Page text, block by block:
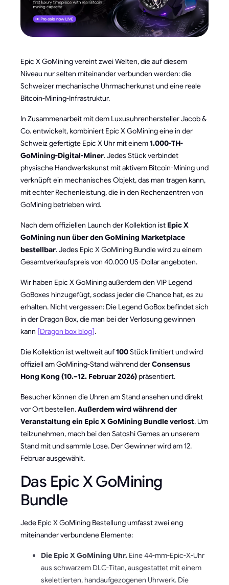
Epic X GoMining vereint zwei Welten, die auf diesem
Niveau nur selten miteinander verbunden werden: die
Schweizer mechanische Uhrmacherkunst und eine reale
Bitcoin-Mining-Infrastruktur.
In Zusammenarbeit mit dem Luxusuhrenhersteller Jacob &
Co. entwickelt, kombiniert Epic X GoMining eine in der
Schweiz gefertigte Epic X Uhr mit einem1.000-TH-
GoMining-Digital-Miner. Jedes Stück verbindet
physische Handwerkskunst mit aktivem Bitcoin-Mining und
verknüpft ein mechanisches Objekt, das man tragen kann,
mit echter Rechenleistung, die in den Rechenzentren von
GoMining betrieben wird.
Nach dem offiziellen Launch der Kollektion ist Epic X
GoMining nun über den GoMining Marketplace
bestellbar. Jedes Epic X GoMining Bundle wird zu einem
Gesamtverkaufspreis von 40.000 US-Dollar angeboten.
Wir haben Epic X GoMining außerdem den VIP Legend
GoBoxes hinzugefügt, sodass jeder die Chance hat, es zu
erhalten. Nicht vergessen: Die Legend GoBox befindet sich
in der Dragon Box, die man bei der Verlosung gewinnen
kann [Dragon box blog].
Die Kollektion ist weltweit auf100Stück limitiert und wird
offiziell am GoMining-Stand während derConsensus
Hong Kong (10.–12. Februar 2026)präsentiert.
Besucher können die Uhren am Stand ansehen und direkt
vor Ort bestellen.Außerdem wird während der
Veranstaltung ein Epic X GoMining Bundle verlost. Um
teilzunehmen, mach bei den Satoshi Games an unserem
Stand mit und sammle Lose. Der Gewinner wird am 12.
Februar ausgewählt.
Das Epic X GoMining
Bundle
Jede Epic X GoMining Bestellung umfasst zwei eng
miteinander verbundene Elemente:
Die Epic X GoMining Uhr. Eine 44-mm-Epic-X-Uhr
aus schwarzem DLC-Titan, ausgestattet mit einem
skelettierten, handaufgezogenen Uhrwerk. Die